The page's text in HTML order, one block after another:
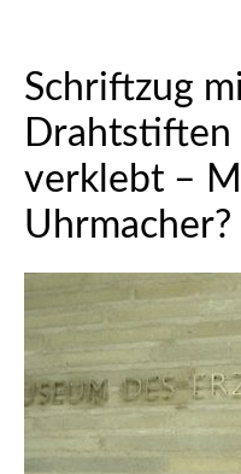
Schriftzug
verklebt –
Uhrmacher?